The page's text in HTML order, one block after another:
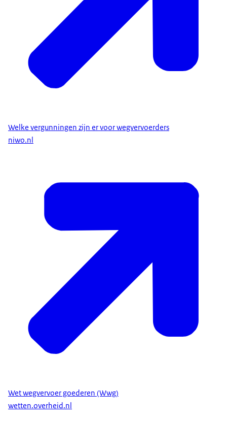
Welke vergunningen zijn er voor wegvervoerders
niwo.nl
Wet wegvervoer goederen (Wwg)
wetten.overheid.nl